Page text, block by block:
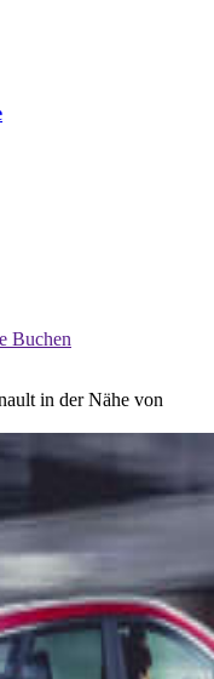
Buchen
in der Nähe von